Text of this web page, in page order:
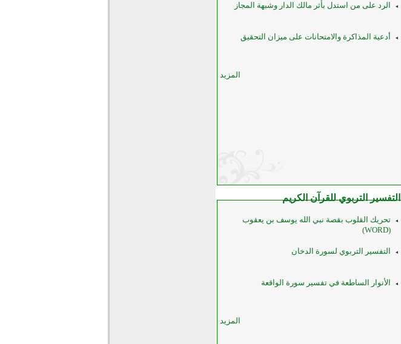
الرد على من استدل بأثر مالك الدار وشبهة المجاز
أدعية المذاكرة والامتحانات على ميزان التحقيق
المزيد
التفسير التربوي للقرآن الكريم
تحريك القلوب بقصة نبي الله يوسف بن يعقوب
(WORD)
التفسير التربوي لسورة الدخان
الأنوار الساطعة في تفسير سورة الواقعة
المزيد